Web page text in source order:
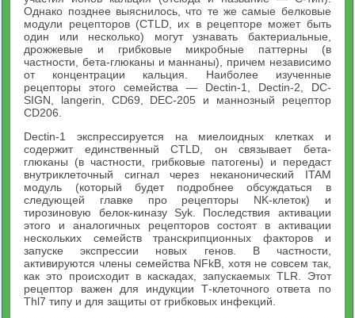
Однако позднее выяснилось, что те же самые белковые
модули рецепторов (CTLD, их в рецепторе может быть
один или несколько) могут узнавать бактериальные,
дрожжевые и грибковые микробные паттерны (в
частности, бета-глюканы и маннаны), причем независимо
от концентрации кальция. Наиболее изученные
рецепторы этого семейства — Dectin-1, Dectin-2, DC-
SIGN, langerin, CD69, DEC-205 и маннозный рецептор
CD206.
Dectin-1 экспрессируется на миелоидных клетках и
содержит единственный CTLD, он связывает бета-
глюканы (в частности, грибковые патогены) и передаст
внутриклеточный сигнал через неканонический ITAM
модуль (который будет подробнее обсуждаться в
следующей главке про рецепторы NK-клеток) и
тирозиновую белок-киназу Syk. Последствия активации
этого и аналогичных рецепторов состоят в активации
нескольких семейств транскрипционных факторов и
запуске экспрессии новых генов. В частности,
активируются члены семейства NFkB, хотя не совсем так,
как это происходит в каскадах, запускаемых TLR. Этот
рецептор важен для индукции Т-клеточного ответа по
Thl7 типу и для защиты от грибковых инфекций.